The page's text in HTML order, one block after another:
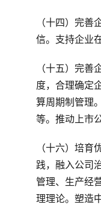
（十四）完
信。支持企业
（十五）完
度，合理确定
算周期制管理
等。推动上市
（十六）培
践，融入公司
管理、生产经
理理论。塑造